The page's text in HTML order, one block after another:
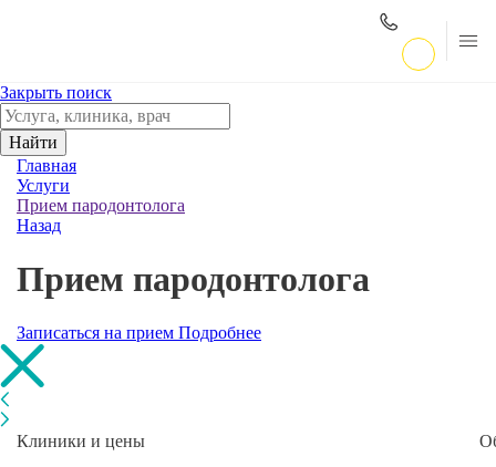
Закрыть поиск
Найти
Главная
Услуги
Прием пародонтолога
Назад
Прием пародонтолога
Записаться на прием Подробнее
Клиники и цены